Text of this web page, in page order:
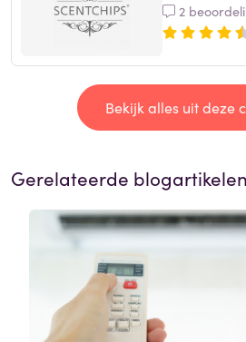
2
Bekijk alles uit deze
Gerelateerde blogartikelen